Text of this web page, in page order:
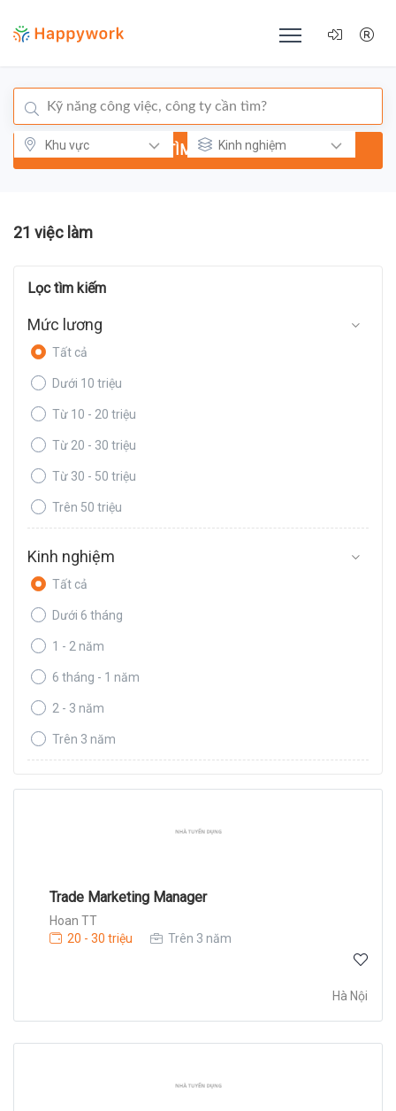
TÌM KIẾM
21 việc làm
Lọc tìm kiếm
Mức lương
Tất cả
Dưới 10 triệu
Từ 10 - 20 triệu
Từ 20 - 30 triệu
Từ 30 - 50 triệu
Trên 50 triệu
Kinh nghiệm
Tất cả
Dưới 6 tháng
1 - 2 năm
6 tháng - 1 năm
2 - 3 năm
Trên 3 năm
Trade Marketing Manager
Hoan TT
20 - 30 triệu
Trên 3 năm
Hà Nội